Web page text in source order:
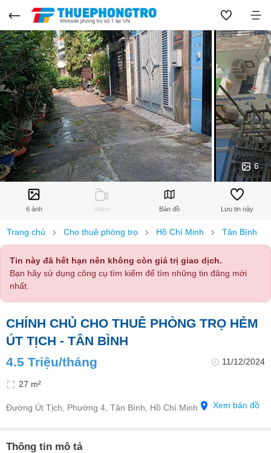
6
6 ảnh Video Bản đồ Lưu tin này
Trang chủ Cho thuê phòng trọ Hồ Chí Minh Tân Bình
Tin này đã hết hạn nên không còn giá trị giao dịch.
Bạn hãy sử dụng công cụ tìm kiếm để tìm những tin đăng mới
nhất.
CHÍNH CHỦ CHO THUÊ PHÒNG TRỌ HẺM
ÚT TỊCH - TÂN BÌNH
4.5 Triệu/tháng
11/12/2024
27 m²
Đường Út Tịch, Phường 4, Tân Bình, Hồ Chí Minh Xem bản đồ
Thông tin mô tả